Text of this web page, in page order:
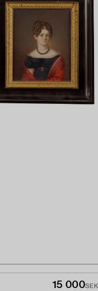
15 000SEK